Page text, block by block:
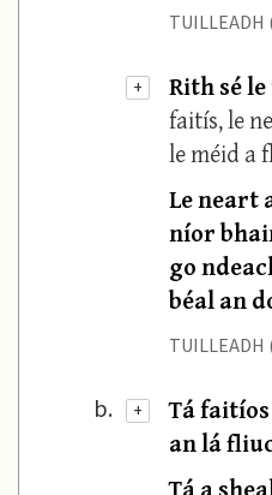
+ Rith sé
faitís, le
le méid a
Le neart
níor
go
béal an
b. +
Tá
an lá